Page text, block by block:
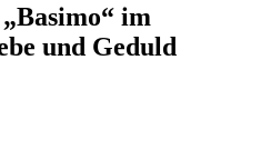
im
und Geduld